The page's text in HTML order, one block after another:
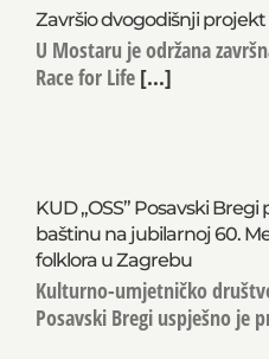
Završio dvogodišnji projekt
U Mostaru je održana
Race for Life [...]
KUD „OSS” Posavski
baštinu na jubilarnoj 60.
folklora u Zagrebu
Kulturno-umjetničko
Posavski Bregi uspješno je